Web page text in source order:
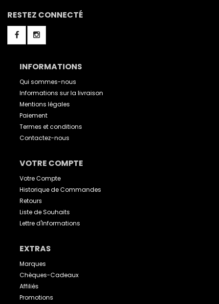
RESTEZ CONNECTÉ
INFORMATIONS
Qui sommes-nous
Informations sur la livraison
Mentions légales
Paiement
Termes et conditions
Contactez-nous
VOTRE COMPTE
Votre Compte
Historique de Commandes
Retours
Liste de Souhaits
Lettre d'Informations
EXTRAS
Marques
Chèques-Cadeaux
Affiliés
Promotions